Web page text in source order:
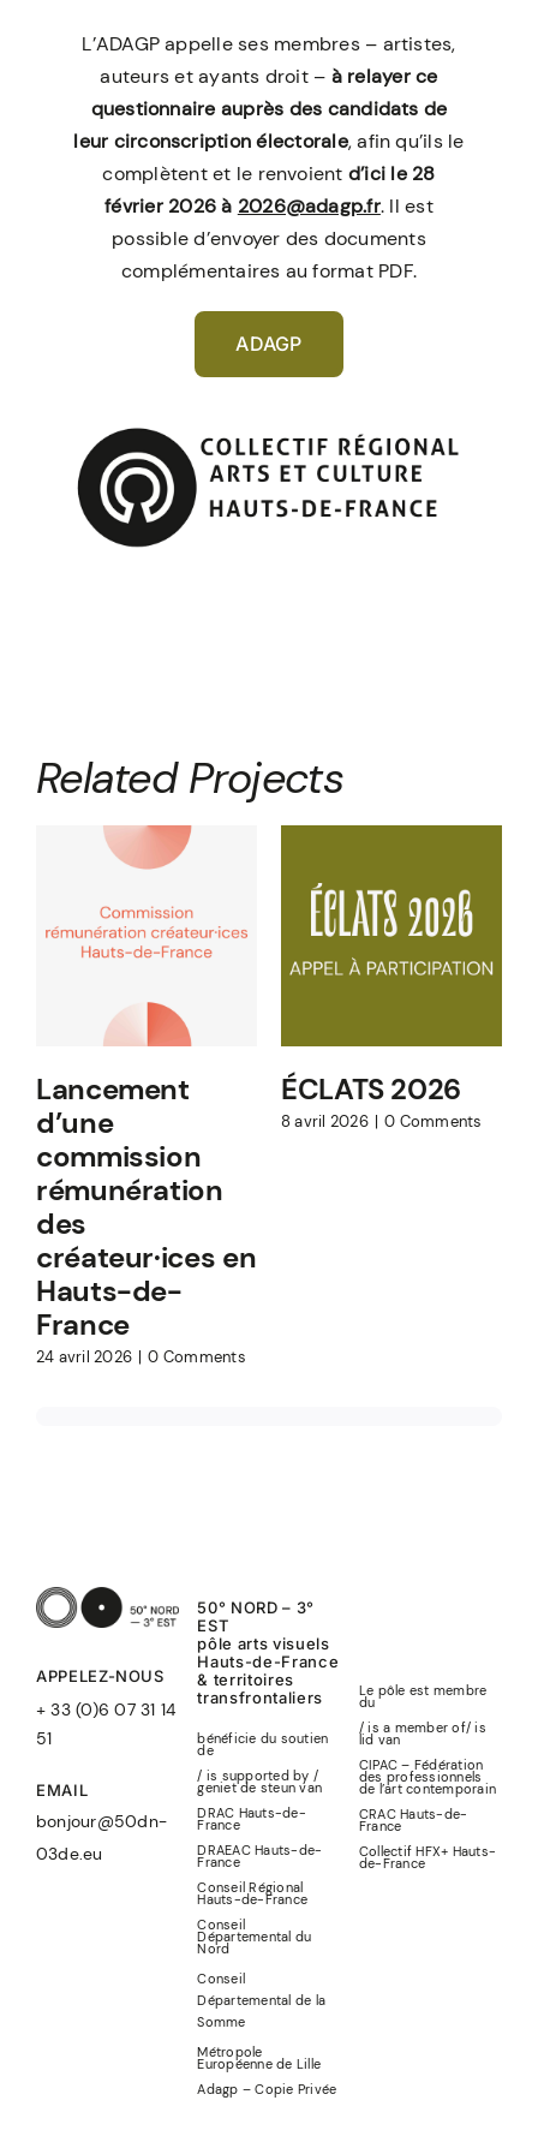
L’ADAGP appelle ses membres – artistes,
auteurs et ayants droit – à relayerce
questionnaire auprès des candidats de
leur circonscription électorale, afin qu’ils le
complètent et le renvoient d’ici le 28
février 2026 à 2026@adagp.fr. Il est
possible d’envoyer des documents
complémentaires au format PDF.
ADAGP
Related Projects
Lancement
d’une
commission
rémunération
des
créateur·ices en
Hauts-de-
France
24 avril 2026 | 0 Comments
ÉCLATS 2026
8 avril 2026 | 0 Comments
APPELEZ-NOUS
+ 33 (0)6 07 31 14
51
EMAIL
bonjour@50dn-
03de.eu
50° NORD – 3°
EST
pôle arts visuels
Hauts-de-France
& territoires
transfrontaliers
bénéficie du soutien
de
/ is supported by /
geniet de steun van
DRAC Hauts-de-
France
DRAEAC Hauts-de-
France
Conseil Régional
Hauts-de-France
Conseil
Départemental du
Nord
Conseil
Départemental de la
Somme
Métropole
Européenne de Lille
Adagp – Copie Privée
Le pôle est membre
du
/ is a member of/is
lid van
CIPAC – Fédération
des professionnels
de l’art contemporain
CRAC Hauts-de-
France
Collectif HFX+ Hauts-
de-France